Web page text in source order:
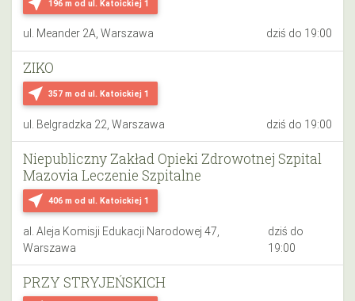
196 m od ul. Katoickiej 1
ul. Meander 2A, Warszawa dziś do 19:00
near_me 357 m od ul. Katoickiej 1
ZIKO
ul. Belgradzka 22, Warszawa dziś do 19:00
near_me 406 m od ul. Katoickiej 1
Niepubliczny Zakład Opieki Zdrowotnej Szpital
Mazovia Leczenie Szpitalne
al. Aleja Komisji Edukacji Narodowej 47,
Warszawa
dziś do
19:00
PRZY STRYJEŃSKICH